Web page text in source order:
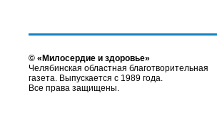
© «Милосердие и здоровье»
Челябинская областная благотворительная
газета. Выпускается с 1989 года.
Все права защищены.